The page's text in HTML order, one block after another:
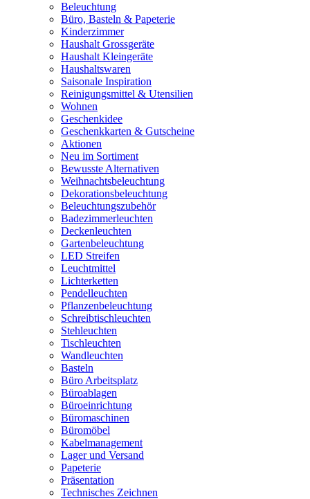
Beleuchtung
Büro, Basteln & Papeterie
Kinderzimmer
Haushalt Grossgeräte
Haushalt Kleingeräte
Haushaltswaren
Saisonale Inspiration
Reinigungsmittel & Utensilien
Wohnen
Geschenkidee
Geschenkkarten & Gutscheine
Aktionen
Neu im Sortiment
Bewusste Alternativen
Weihnachtsbeleuchtung
Dekorationsbeleuchtung
Beleuchtungszubehör
Badezimmerleuchten
Deckenleuchten
Gartenbeleuchtung
LED Streifen
Leuchtmittel
Lichterketten
Pendelleuchten
Pflanzenbeleuchtung
Schreibtischleuchten
Stehleuchten
Tischleuchten
Wandleuchten
Basteln
Büro Arbeitsplatz
Büroablagen
Büroeinrichtung
Büromaschinen
Büromöbel
Kabelmanagement
Lager und Versand
Papeterie
Präsentation
Technisches Zeichnen